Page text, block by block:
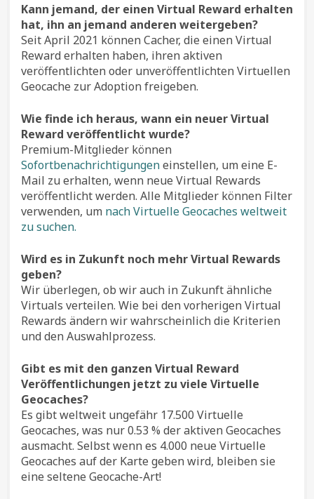
Kann jemand, der einen Virtual Reward erhalten
hat, ihn an jemand anderen weitergeben?
Seit April 2021 können Cacher, die einen Virtual
Reward erhalten haben, ihren aktiven
veröffentlichten oder unveröffentlichten Virtuellen
Geocache zur Adoption freigeben.
Wie finde ich heraus, wann ein neuer Virtual
Reward veröffentlicht wurde?
Premium-Mitglieder können
Sofortbenachrichtigungeneinstellen, um eine E-
Mail zu erhalten, wenn neue Virtual Rewards
veröffentlicht werden. Alle Mitglieder können Filter
verwenden, um nach Virtuelle Geocaches weltweit
zu suchen.
Wird es in Zukunft noch mehr Virtual Rewards
geben?
Wir überlegen, ob wir auch in Zukunft ähnliche
Virtuals verteilen. Wie bei den vorherigen Virtual
Rewards ändern wir wahrscheinlich die Kriterien
und den Auswahlprozess.
Gibt es mit den ganzen Virtual Reward
Veröffentlichungen jetzt zu viele Virtuelle
Geocaches?
Es gibt weltweit ungefähr 17.500 Virtuelle
Geocaches, was nur 0.53 % der aktiven Geocaches
ausmacht. Selbst wenn es 4.000 neue Virtuelle
Geocaches auf der Karte geben wird, bleiben sie
eine seltene Geocache-Art!